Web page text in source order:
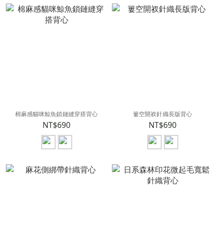
棉麻感貓咪鯨魚鎖鏈縫穿搭背心
NT$690
簍空開衩針織長版背心
NT$690